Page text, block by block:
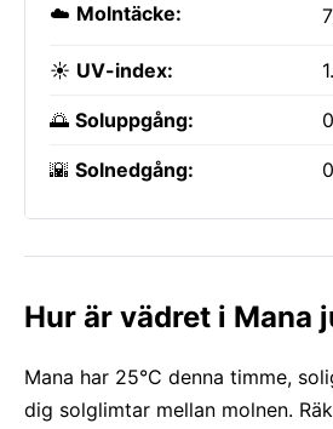
☁️ Molntäcke:
☀️ UV-index:
🌅 Soluppgång:
🌇 Solnedgång:
Hur är vädret i Mana
Mana har 25°C denna timme,
dig solglimtar mellan molnen.